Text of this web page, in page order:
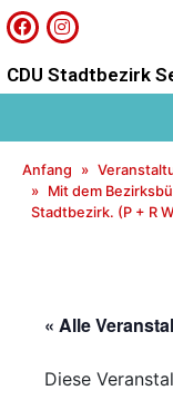
CDU Stadtbezirk
Anfang
Mit dem
Stadtbezirk. (P + R
« Alle
Diese